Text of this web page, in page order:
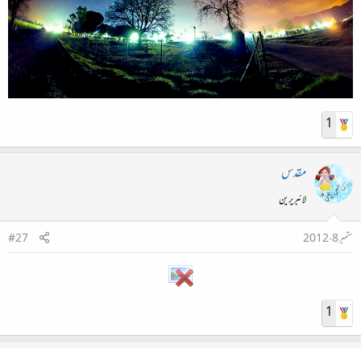
1
مقدس
لائبریرین
ستمبر 8، 2012
#27
1